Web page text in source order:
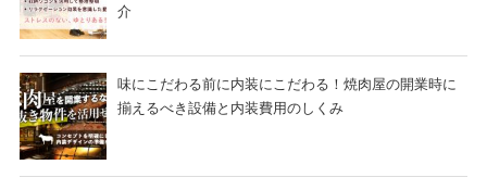
介
味にこだわる前に内装にこだわる！焼肉屋の開業時に
揃えるべき設備と内装費用のしくみ